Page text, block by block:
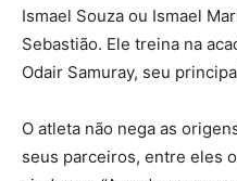
Ismael Souza ou Ismael
Sebastião. Ele treina na
Odair Samuray, seu
O atleta não nega as
seus parceiros, entre eles